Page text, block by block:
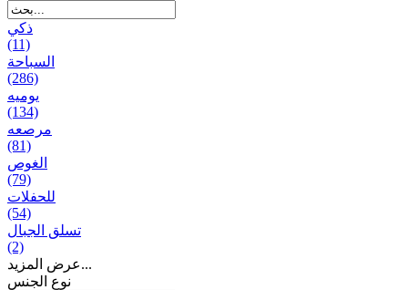
ذكي
(11)
السباحة
(286)
يومیه
(134)
مرصعه
(81)
الغوص
(79)
للحفلات
(54)
تسلق الجبال
(2)
عرض المزيد...
نوع الجنس